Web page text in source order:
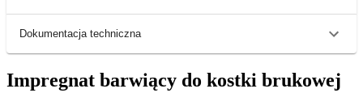
Dokumentacja techniczna
Impregnat barwiący do kostki brukowej